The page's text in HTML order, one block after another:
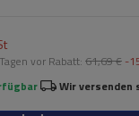
vor Rabatt: 61,69 € -
Wir versenden